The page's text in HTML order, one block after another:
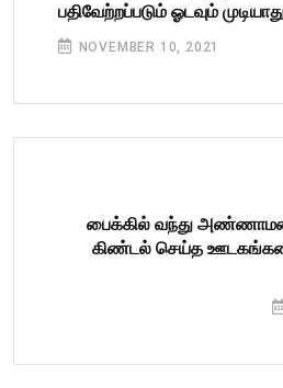
பதிவேற்றப்படும் ஓடவும் முடியாது "ஒழியவும்"
முடியாது.. பட்டியல் போட்ட
NOVEMBER 10, 2021
பைக்கில் வந்து
கிண்டல் செய்த